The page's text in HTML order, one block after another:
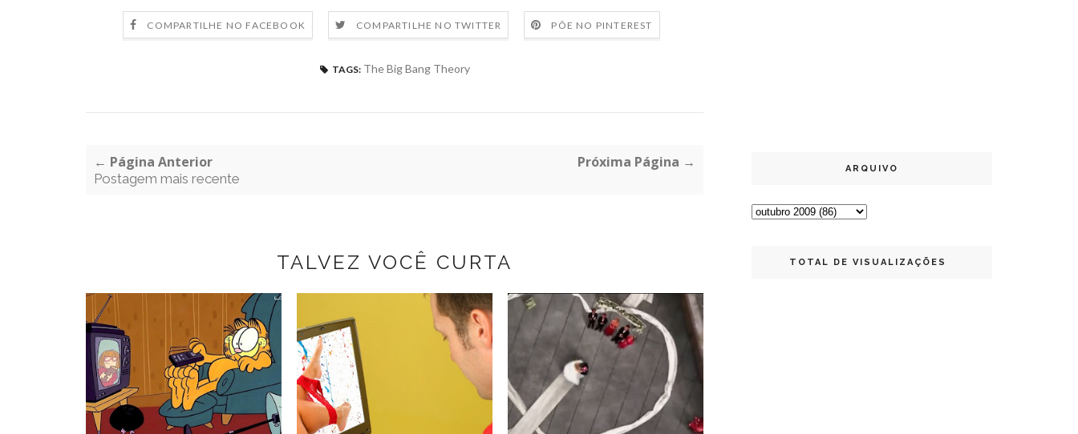
COMPARTILHE NO FACEBOOK COMPARTILHE NO TWITTER PÕE NO PINTEREST
TAGS: The Big Bang Theory
← Página Anterior
Postagem mais recente
Próxima Página →
TALVEZ VOCÊ CURTA
ARQUIVO
TOTAL DE VISUALIZAÇÕES